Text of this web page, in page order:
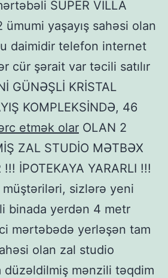
SUPER VİLLA
ümumi yaşayış sahəsi olan
daimidir telefon internet
cür şərait var təcili satılır
GÜNƏŞLİ KRİSTAL
KOMPLEKSİNDƏ, 46
etmək olar OLAN 2
ZAL STUDİO MƏTBƏX
İPOTEKAYA YARARLI !!!
sizlərə yeni
binada yerdən 4 metr
mərtəbədə yerləşən tam
olan zal studio
düzəldilmiş mənzili təqdim